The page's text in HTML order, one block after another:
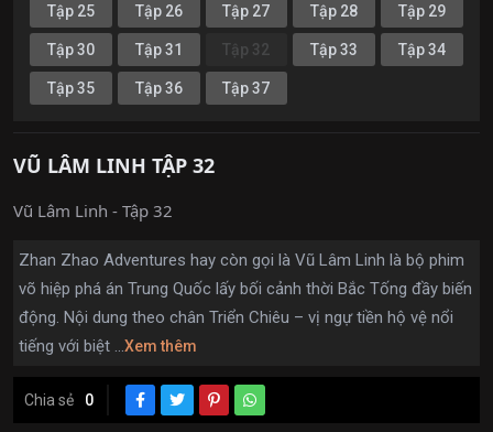
Tập 25 Tập 26 Tập 27 Tập 28 Tập 29
Tập 30 Tập 31 Tập 32 Tập 33 Tập 34
Tập 35 Tập 36 Tập 37
VŨ LÂM LINH TẬP 32
Vũ Lâm Linh - Tập 32
Zhan Zhao Adventures hay còn gọi là Vũ Lâm Linh là bộ phim
võ hiệp phá án Trung Quốc lấy bối cảnh thời Bắc Tống đầy biến
động. Nội dung theo chân Triển Chiêu – vị ngự tiền hộ vệ nổi
tiếng với biệt ...Xem thêm
Chia sẻ 0